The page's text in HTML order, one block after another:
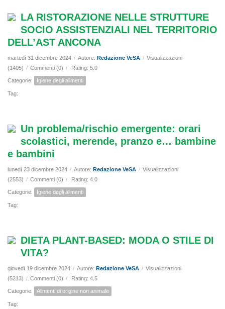
LA RISTORAZIONE NELLE STRUTTURE
SOCIO ASSISTENZIALI NEL TERRITORIO
DELL’AST ANCONA
martedì 31 dicembre 2024 / Autore: Redazione VeSA / Visualizzazioni
(1405) / Commenti (0) / Rating: 5.0
Categorie: Igiene degli alimenti
Tag:
Un problema/rischio emergente: orari
scolastici, merende, pranzo e… bambine
e bambini
lunedì 23 dicembre 2024 / Autore: Redazione VeSA / Visualizzazioni
(2553) / Commenti (0) / Rating: 4.0
Categorie: Igiene degli alimenti
Tag:
DIETA PLANT-BASED: MODA O STILE DI
VITA?
giovedì 19 dicembre 2024 / Autore: Redazione VeSA / Visualizzazioni
(5213) / Commenti (0) / Rating: 4.5
Categorie: Alimenti di origine non animale
Tag: